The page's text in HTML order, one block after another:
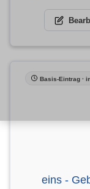
Basis-Eintrag ·
eins -